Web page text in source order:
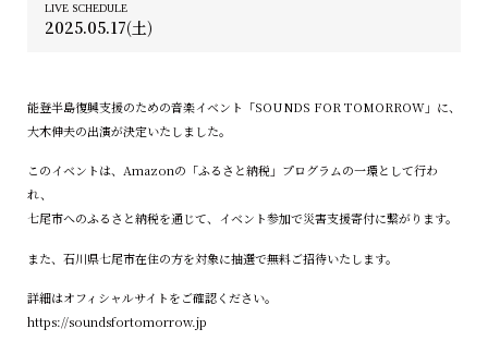
LIVE SCHEDULE
2025.05.17(⼟)
能登半島復興支援のための音楽イベント「SOUNDS FOR TOMORROW」に、
大木伸夫の出演が決定いたしました。
このイベントは、Amazonの「ふるさと納税」プログラムの一環として行わ
れ、
七尾市へのふるさと納税を通じて、イベント参加で災害支援寄付に繋がります。
また、石川県七尾市在住の方を対象に抽選で無料ご招待いたします。
詳細はオフィシャルサイトをご確認ください。
https://soundsfortomorrow.jp